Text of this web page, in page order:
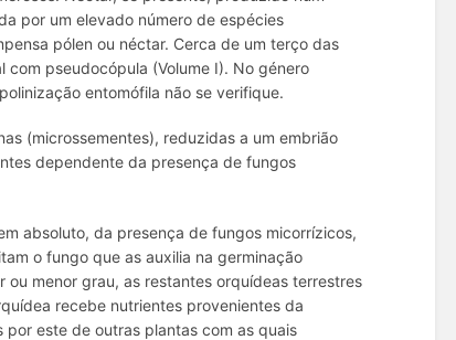
por um elevado número de espécies
pólen ou néctar. Cerca de um terço das
pseudocópula (Volume I). No género
entomófila não se verifique.
(microssementes), reduzidas a um embrião
dependente da presença de fungos
absoluto, da presença de fungos micorrízicos,
o fungo que as auxilia na germinação
menor grau, as restantes orquídeas terrestres
recebe nutrientes provenientes da
este de outras plantas com as quais